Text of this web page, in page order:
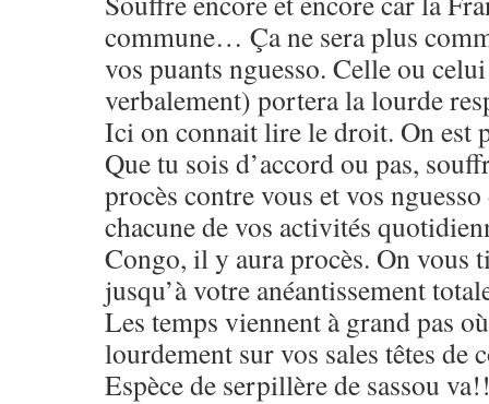
commune… Ça ne sera plus
vos puants nguesso. Celle ou
verbalement) portera la lourde
Ici on connait lire le droit. On est
Que tu sois d’accord ou pas,
procès contre vous et vos
chacune de vos activités
Congo, il y aura procès. On vous
jusqu’à votre anéantissement
Les temps viennent à grand pas
lourdement sur vos sales têtes de
Espèce de serpillère de sassou